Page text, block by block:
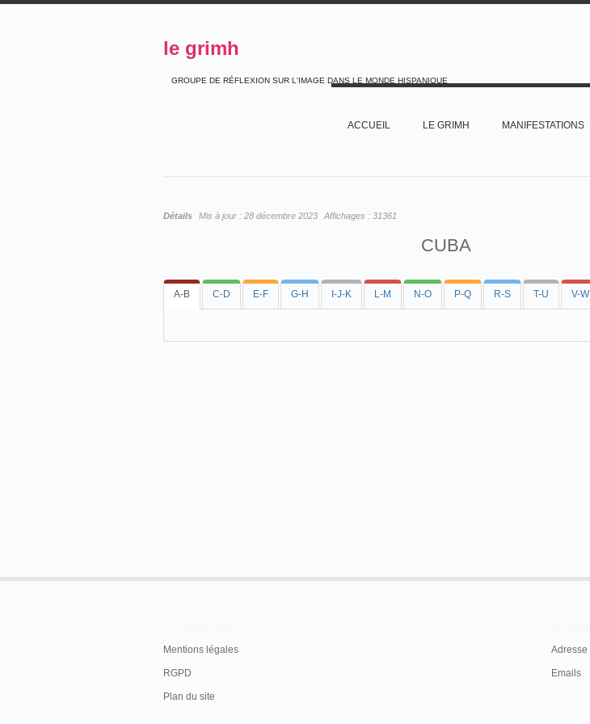
le grimh
GROUPE DE RÉFLEXION SUR L'IMAGE DANS LE MONDE HISPANIQUE
ACCUEIL LE GRIMH MANIFESTATIONS
Détails Mis à jour : 28 décembre 2023 Affichages : 31361
CUBA
A-B C-D E-F G-H I-J-K L-M N-O P-Q R-S T-U V-W
Mentions légales
RGPD
Plan du site
Adresse
Emails